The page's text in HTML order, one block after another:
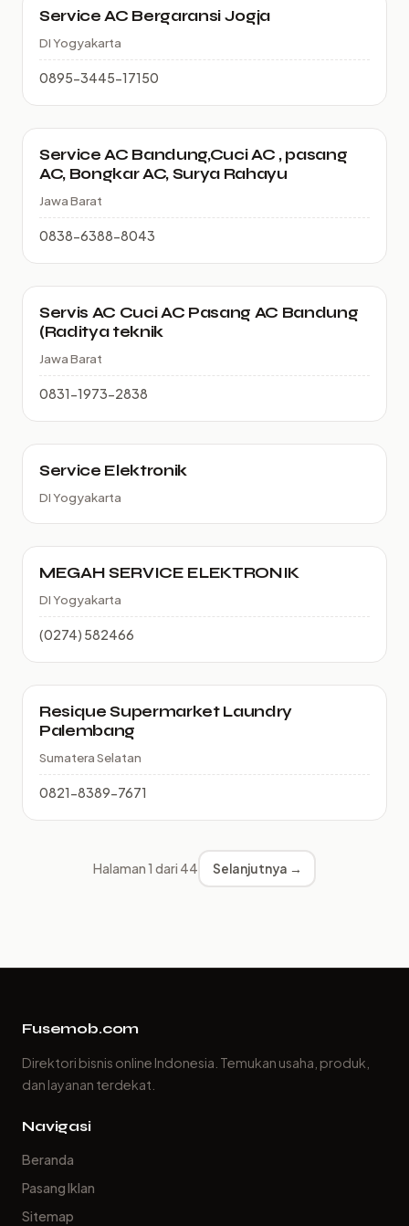
Service AC Bergaransi Jogja
DI Yogyakarta
0895-3445-17150
Service AC Bandung,Cuci AC , pasang
AC, Bongkar AC, Surya Rahayu
Jawa Barat
0838-6388-8043
Servis AC Cuci AC Pasang AC Bandung
(Raditya teknik
Jawa Barat
0831-1973-2838
Service Elektronik
DI Yogyakarta
MEGAH SERVICE ELEKTRONIK
DI Yogyakarta
(0274) 582466
Resique Supermarket Laundry
Palembang
Sumatera Selatan
0821-8389-7671
Halaman 1 dari 44 Selanjutnya →
Fusemob.com
Direktori bisnis online Indonesia. Temukan usaha, produk,
dan layanan terdekat.
Navigasi
Beranda
Pasang Iklan
Sitemap